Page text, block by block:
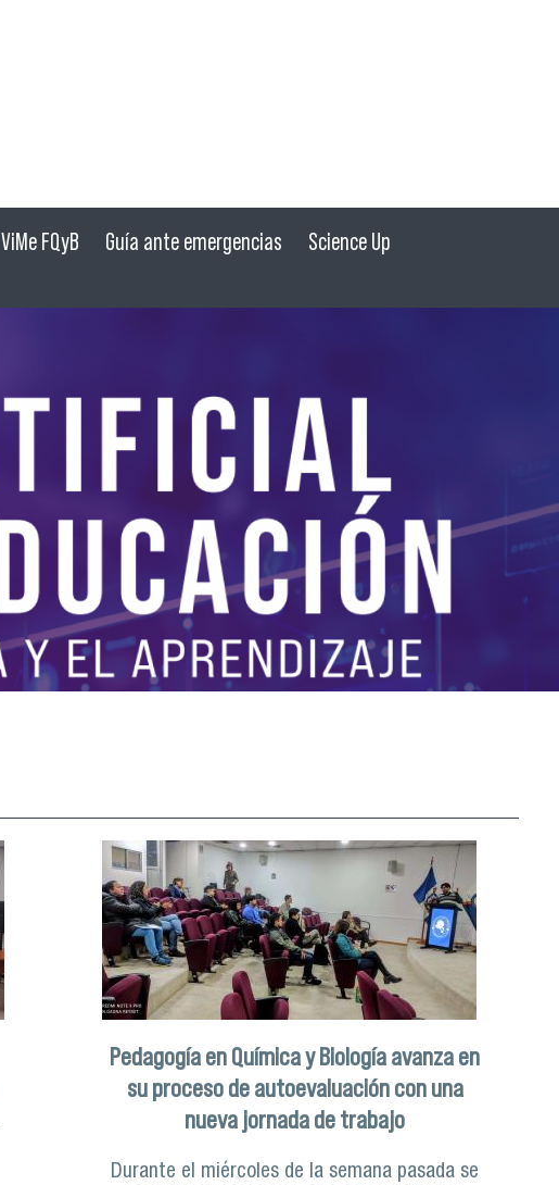
ViMe FQyB Guía ante emergencias
Science Up
Pedagogía en Química y Biología avanza en
su proceso de autoevaluación con una
nueva jornada de trabajo
Durante el miércoles de la semana pasada se